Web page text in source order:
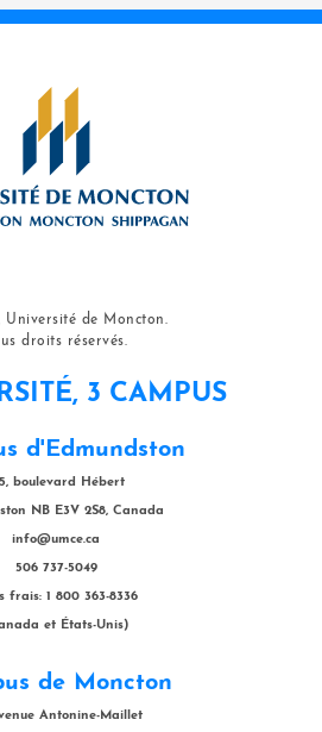
Université de Moncton.
droits réservés.
3 CAMPUS
d'Edmundston
boulevard Hébert
NB E3V 2S8, Canada
info@umce.ca
506 737-5049
frais: 1 800 363-8336
et États-Unis)
de Moncton
Antonine-Maillet